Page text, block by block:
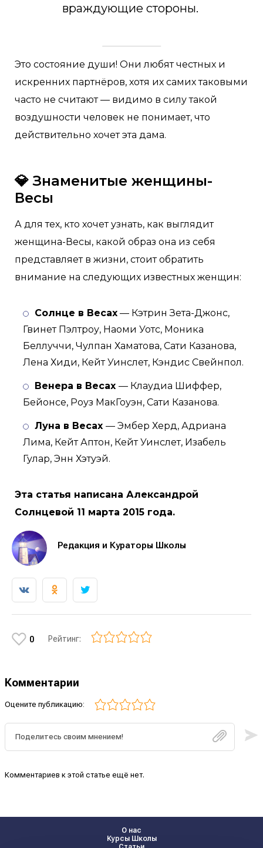
враждующие стороны.
Это состояние души! Они любят честных и
искренних партнёров, хотя их самих таковыми
часто не считают — видимо в силу такой
воздушности человек не понимает, что
действительно хочет эта дама.
💎 Знаменитые женщины-
Весы
А для тех, кто хочет узнать, как выглядит
женщина-Весы, какой образ она из себя
представляет в жизни, стоит обратить
внимание на следующих известных женщин:
Солнце в Весах — Кэтрин Зета-Джонс,
Гвинет Пэлтроу, Наоми Уотс, Моника
Беллуччи, Чулпан Хаматова, Сати Казанова,
Лена Хиди, Кейт Уинслет, Кэндис Свейнпол.
Венера в Весах — Клаудиа Шиффер,
Бейонсе, Роуз МакГоуэн, Сати Казанова.
Луна в Весах — Эмбер Херд, Адриана
Лима, Кейт Аптон, Кейт Уинслет, Изабель
Гулар, Энн Хэтуэй.
Эта статья написана Александрой
Солнцевой 11 марта 2015 года.
Редакция и Кураторы Школы
0 Рейтинг:
Комментарии
Оцените публикацию:
Комментариев к этой статье ещё нет.
О нас
Курсы Школы